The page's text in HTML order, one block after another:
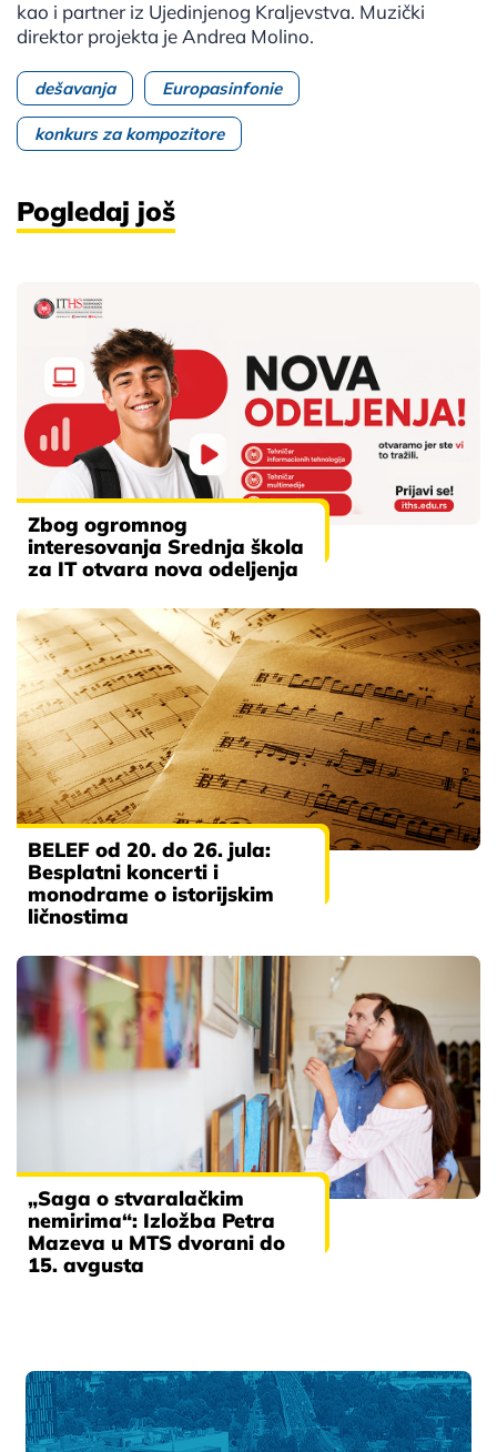
kao i partner iz Ujedinjenog Kraljevstva. Muzički
direktor projekta je Andrea Molino.
dešavanja Europasinfonie
konkurs za kompozitore
Pogledaj još
Zbog ogromnog
interesovanja Srednja škola
za IT otvara nova odeljenja
BELEF od 20. do 26. jula:
Besplatni koncerti i
monodrame o istorijskim
ličnostima
„Saga o stvaralačkim
nemirima“: Izložba Petra
Mazeva u MTS dvorani do
15. avgusta